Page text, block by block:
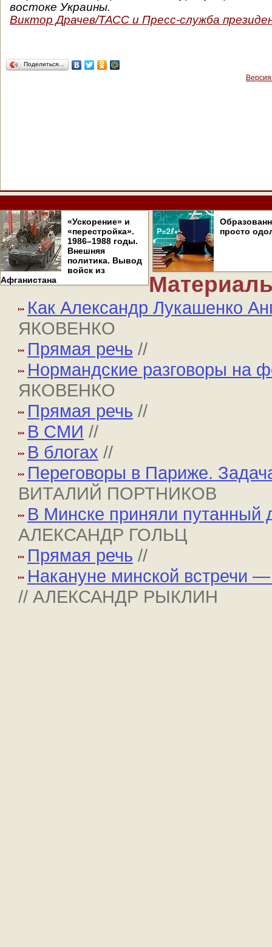
востоке Украины.
Виктор Драчев/ТАСС и Пресс-служба
Поделиться…
«Ускорение» и
«перестройка».
1986–1988 годы.
Внешняя
политика. Вывод
войск из
Афганистана
просто
Как Александр Лукашенко
ЯКОВЕНКО
Прямая речь //
Нормандские разговоры на
ЯКОВЕНКО
Прямая речь //
В СМИ //
В блогах //
Переговоры в Париже.
ВИТАЛИЙ ПОРТНИКОВ
В Минске приняли путанный
АЛЕКСАНДР ГОЛЬЦ
Прямая речь //
Накануне минской встречи
// АЛЕКСАНДР РЫКЛИН